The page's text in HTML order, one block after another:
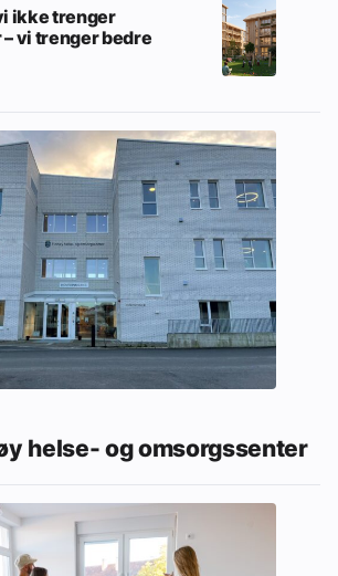
ikke trenger
vi trenger bedre
helse- og omsorgssenter